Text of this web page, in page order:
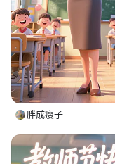
胖成瘦子